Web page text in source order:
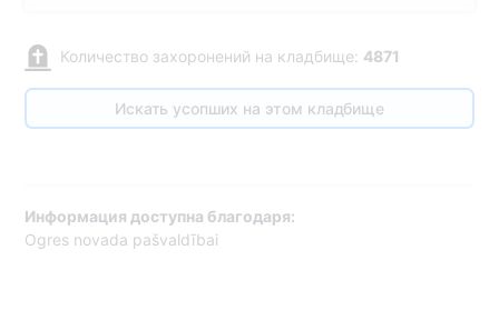
Количество захоронений на кладбище: 4871
Искать усопших на этом кладбище
Информация доступна благодаря:
Ogres novada pašvaldībai